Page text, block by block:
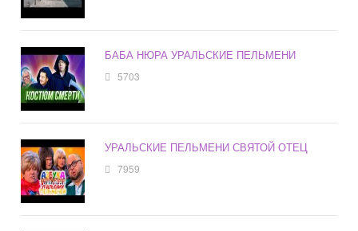
БАБА НЮРА УРАЛЬСКИЕ ПЕЛЬМЕНИ
5703
УРАЛЬСКИЕ ПЕЛЬМЕНИ СВЯТОЙ ОТЕЦ
7959